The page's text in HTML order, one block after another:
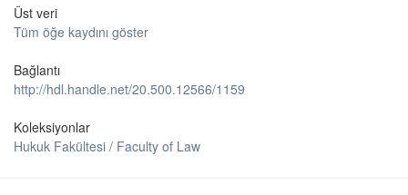
Üst veri
Tüm öğe kaydını göster
Bağlantı
http://hdl.handle.net/20.500.12566/1159
Koleksiyonlar
Hukuk Fakültesi / Faculty of Law